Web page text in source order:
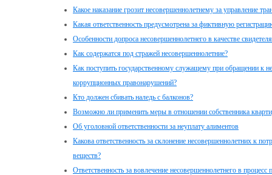
Какое наказание грозит несовершеннолетнему за управление
Какая ответственность предусмотрена за фиктивную
Особенности допроса несовершеннолетнего в качестве
Как содержатся под стражей несовершеннолетние?
Как поступить государственному служащему при обращении к
коррупционных правонарушений?
Кто должен сбивать наледь с балконов?
Возможно ли применить меры в отношении собственника
Об уголовной ответственности за неуплату алиментов
Какова ответственность за склонение несовершеннолетних к
веществ?
Ответственность за вовлечение несовершеннолетнего в